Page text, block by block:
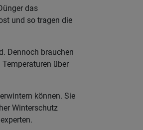
das
und so tragen die
Dennoch brauchen
über
können. Sie
Winterschutz